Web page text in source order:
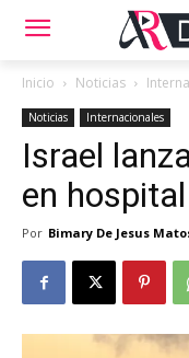
Inicio Noticias
Noticias Internacionales
Israel
en
Por Bimary De Jesus